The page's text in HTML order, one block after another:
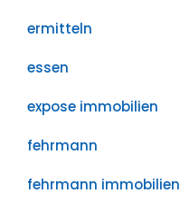
ermitteln
essen
expose immobilien
fehrmann
fehrmann immobilien